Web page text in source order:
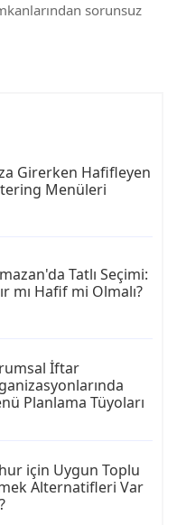
sorunsuz
Girerken Hafifleyen
Menüleri
Tatlı Seçimi:
mı Hafif mi Olmalı?
İftar
Planlama Tüyoları
için Uygun Toplu
Alternatifleri Var